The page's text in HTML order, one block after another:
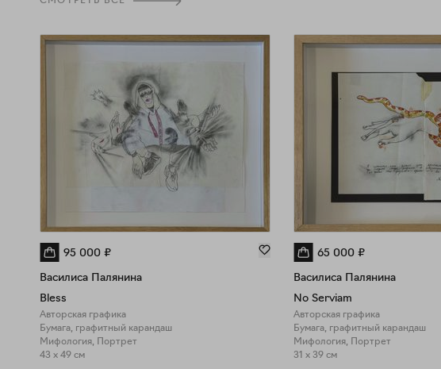
95 000 ₽
Василиса Палянина
Bless
Авторская графика
Бумага, графитный карандаш
Мифология, Портрет
43 x 49 см
65 000 ₽
Василиса Палянина
No Serviam
Авторская графика
Бумага, графитный карандаш
Мифология, Портрет
31 x 39 см